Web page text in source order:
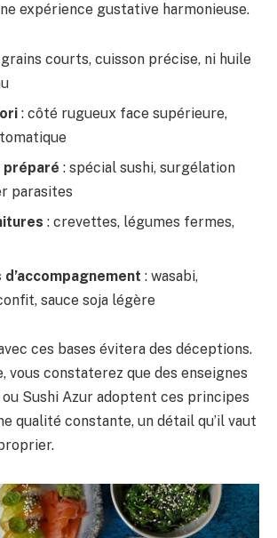
expérience gustative harmonieuse.
grains courts, cuisson précise, ni huile
: côté rugueux face supérieure,
préparé : spécial sushi, surgélation
parasites
: crevettes, légumes fermes,
: wasabi,
sauce soja légère
ces bases évitera des déceptions.
vous constaterez que des enseignes
ou Sushi Azur adoptent ces principes
qualité constante, un détail qu’il vaut